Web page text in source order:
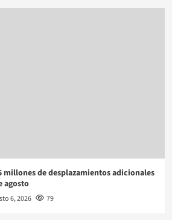
millones de desplazamientos adicionales
agosto
6, 2026 79